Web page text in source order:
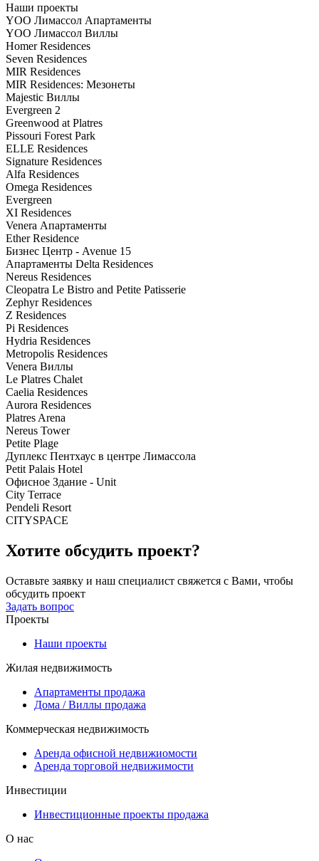
Наши проекты
YOO Лимассол Апартаменты
YOO Лимассол Виллы
Homer Residences
Seven Residences
MIR Residences
MIR Residences: Мезонеты
Majestic Виллы
Evergreen 2
Greenwood at Platres
Pissouri Forest Park
ELLE Residences
Signature Residences
Alfa Residences
Omega Residences
Evergreen
XI Residences
Venera Апартаменты
Ether Residence
Бизнес Центр - Avenue 15
Апартаменты Delta Residences
Nereus Residences
Cleopatra Le Bistro and Petite Patisserie
Zephyr Residences
Z Residences
Pi Residences
Hydria Residences
Metropolis Residences
Venera Виллы
Le Platres Chalet
Caelia Residences
Aurora Residences
Platres Arena
Nereus Tower
Petite Plage
Дуплекс Пентхаус в центре Лимассола
Petit Palais Hotel
Офисное Здание - Unit
City Terrace
Pendeli Resort
CITYSPACE
Хотите обсудить проект?
Оставьте заявку и наш специалист свяжется с Вами, чтобы
обсудить проект
Задать вопрос
Проекты
Наши проекты
Жилая недвижимость
Апартаменты продажа
Дома / Виллы продажа
Коммерческая недвижимость
Аренда офисной недвижиомости
Аренда торговой недвижимости
Инвестиции
Инвестиционные проекты продажа
О нас